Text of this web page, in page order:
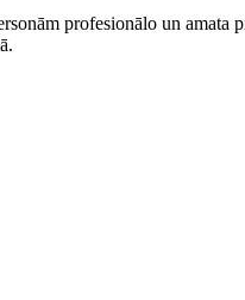
profesionālo un amata